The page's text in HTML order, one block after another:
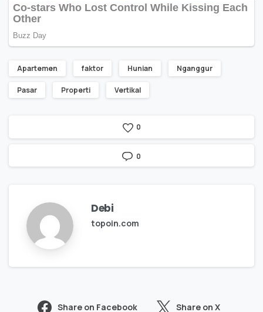
Apartemen faktor Hunian Nganggur
Pasar Properti Vertikal
0
0
Debi
topoin.com
Share on Facebook Share on X